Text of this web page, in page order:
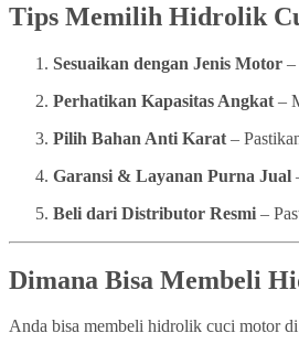
Tips Memilih Hidrolik
Sesuaikan dengan Jenis Motor –
Perhatikan Kapasitas Angkat –
Pilih Bahan Anti Karat –
Garansi & Layanan Purna Jual
Beli dari Distributor Resmi –
Dimana Bisa Membeli
Anda bisa membeli hidrolik cuci motor